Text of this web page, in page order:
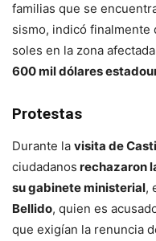
familias que se
sismo, indicó finalmente
soles en la zona
600 mil dólares
Protestas
Durante la visita de
ciudadanos rechazaron
su gabinete ministerial,
Bellido, quien es
que exigían la renuncia